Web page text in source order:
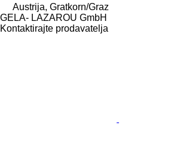
Austrija, Gratkorn/Graz
GELA- LAZAROU GmbH
Kontaktirajte prodavatelja